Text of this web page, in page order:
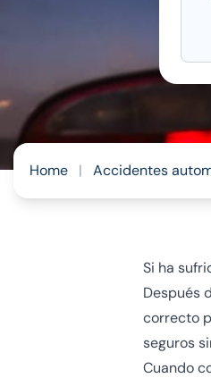
Home | Accidentes
Si ha
Después
correcto
seguros
Cuando